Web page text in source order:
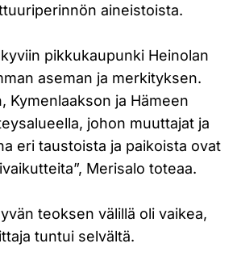
aineistoista.
pikkukaupunki Heinolan
aseman ja merkityksen.
Kymenlaakson ja Hämeen
johon muuttajat ja
eri taustoista ja paikoista ovat
Merisalo toteaa.
teoksen välillä oli vaikea,
tuntui selvältä.